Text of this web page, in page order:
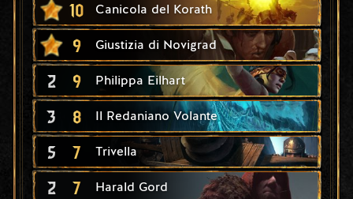
10 Canicola del Korath
9 Giustizia di Novigrad
2 9 Philippa Eilhart
3 8 Il Redaniano Volante
5 7 Trivella
2 7 Harald Gord